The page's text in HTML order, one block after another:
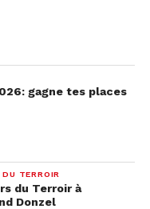
gagne tes places
TERROIR
du Terroir à
Donzel